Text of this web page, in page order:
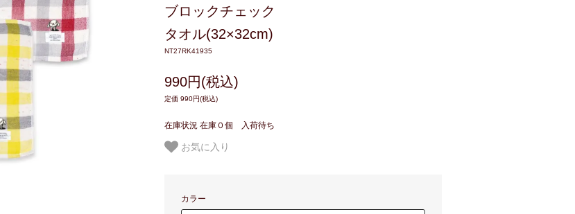
ブロックチェック
タオル(32×32cm)
NT27RK41935
990円(税込)
定価 990円(税込)
在庫状況 在庫０個 入荷待ち
お気に入り
カラー